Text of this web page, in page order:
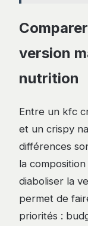
version
nutrition
Entre un kfc
et un crispy
différences
la
diaboliser la
permet de
priorités :